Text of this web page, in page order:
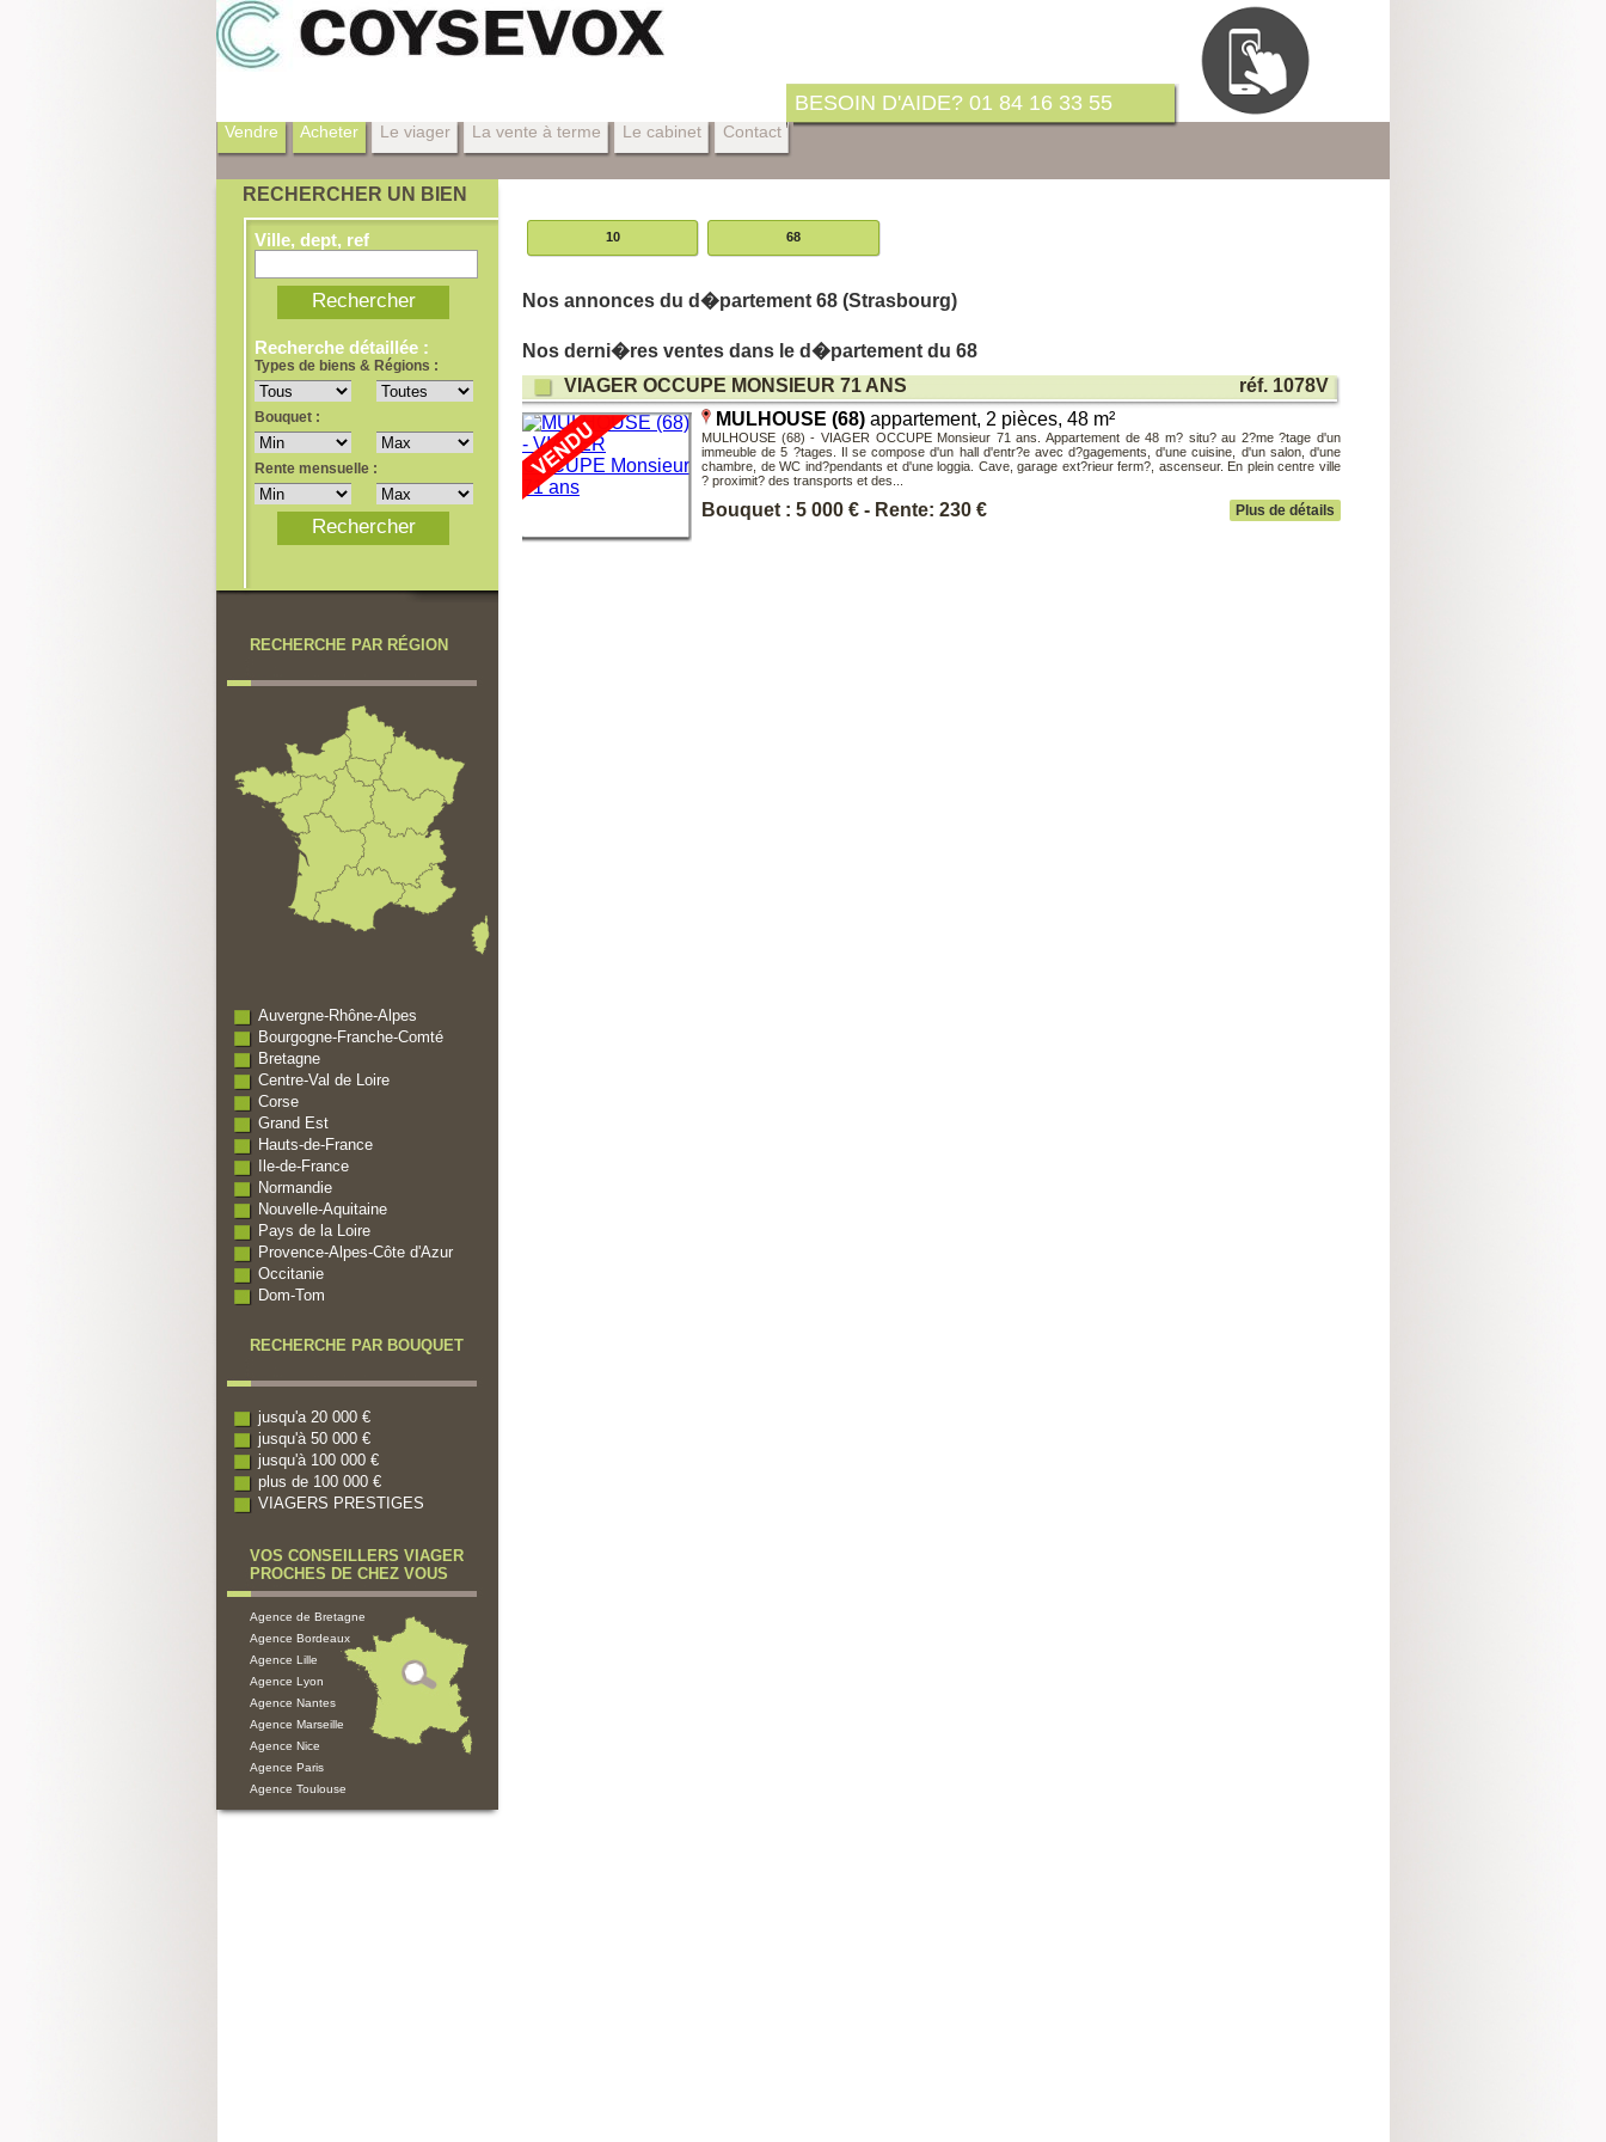
BESOIN D'AIDE? 01 84 16 33 55
Vendre Acheter Le viager La vente à terme Le cabinet Contact
RECHERCHER UN BIEN
Ville, dept, ref
Recherche détaillée :
Types de biens & Régions :
Bouquet :
Rente mensuelle :
RECHERCHE PAR RÉGION
Auvergne-Rhône-Alpes
Bourgogne-Franche-Comté
Bretagne
Centre-Val de Loire
Corse
Grand Est
Hauts-de-France
Ile-de-France
Normandie
Nouvelle-Aquitaine
Pays de la Loire
Provence-Alpes-Côte d'Azur
Occitanie
Dom-Tom
RECHERCHE PAR BOUQUET
jusqu'a 20 000 €
jusqu'à 50 000 €
jusqu'à 100 000 €
plus de 100 000 €
VIAGERS PRESTIGES
VOS CONSEILLERS VIAGER
PROCHES DE CHEZ VOUS
Agence de Bretagne
Agence Bordeaux
Agence Lille
Agence Lyon
Agence Nantes
Agence Marseille
Agence Nice
Agence Paris
Agence Toulouse
10 68
Nos annonces du d�partement 68 (Strasbourg)
Nos derni�res ventes dans le d�partement du 68
VIAGER OCCUPE MONSIEUR 71 ANS
réf. 1078V
MULHOUSE (68) appartement, 2 pièces, 48 m²
MULHOUSE (68) - VIAGER OCCUPE Monsieur 71 ans. Appartement de 48 m? situ? au 2?me ?tage d'un
immeuble de 5 ?tages. Il se compose d'un hall d'entr?e avec d?gagements, d'une cuisine, d'un salon, d'une
chambre, de WC ind?pendants et d'une loggia. Cave, garage ext?rieur ferm?, ascenseur. En plein centre ville
? proximit? des transports et des...
Bouquet : 5 000 € - Rente: 230 € Plus de détails